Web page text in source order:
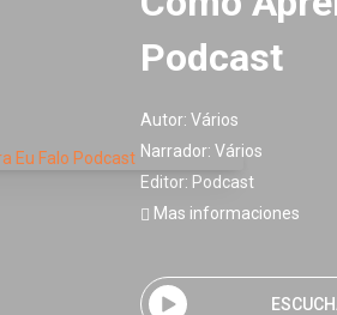
Podcast
Autor: Vários
Narrador: Vários
Editor: Podcast
Mas informaciones